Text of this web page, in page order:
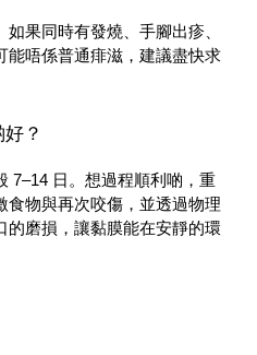
果同時有發燒、手腳出疹、
能唔係普通痱滋，建議盡快求
？
7–14 日。想過程順利啲，重
食物與再次咬傷，並透過物理
的磨損，讓黏膜能在安靜的環